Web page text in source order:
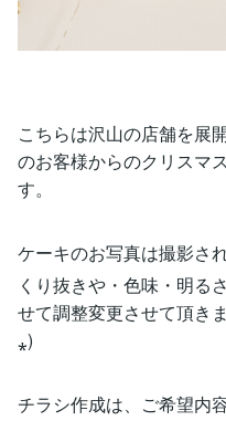
こちらは沢山の店舗を展
のお客様からのクリスマ
す。
ケーキのお写真は撮影さ
くり抜きや・色味・明る
せて調整変更させて頂き
⁎)
チラシ作成は、ご希望内